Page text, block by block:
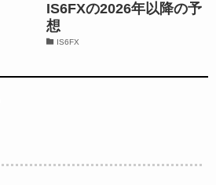
IS6FXの2026年以降の予
想
IS6FX